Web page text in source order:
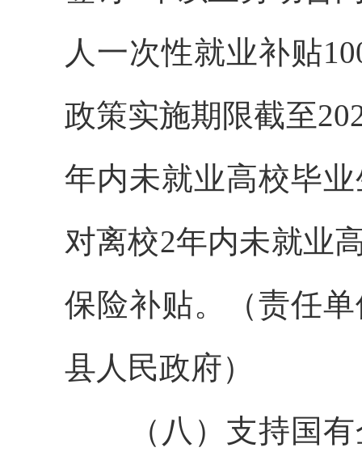
人一次性就业补贴
政策实施期限截至
年内未就业高校毕
对离校2年内未就业
保险补贴。（责任
县人民政府）
（八）支持国有